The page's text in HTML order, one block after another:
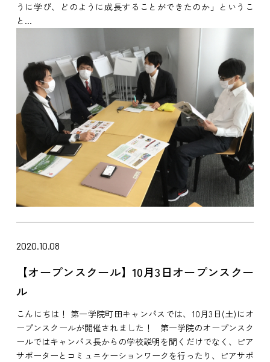
うに学び、どのように成長することができたのか」というこ
と...
2020.10.08
【オープンスクール】10月3日オープンスクー
ル
こんにちは！ 第一学院町田キャンパスでは、10月3日(土)にオ
ープンスクールが開催されました！ 第一学院のオープンスク
ールではキャンパス長からの学校説明を聞くだけでなく、ピア
サポーターとコミュニケーションワークを行ったり、ピアサポ